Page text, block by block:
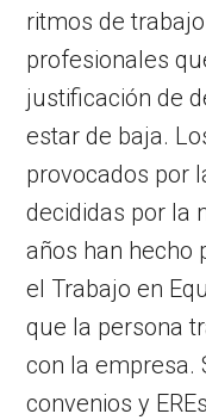
ritmos de
profesionales
justificación de
estar de baja.
provocados por
decididas por la
años han hecho
el Trabajo en
que la persona
con la empresa.
convenios y